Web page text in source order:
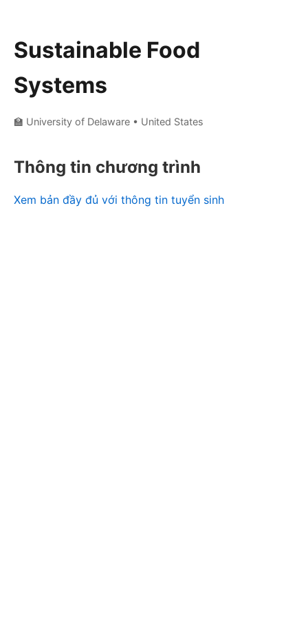
Sustainable Food
Systems
🏫 University of Delaware • United States
Thông tin chương trình
Xem bản đầy đủ với thông tin tuyển sinh